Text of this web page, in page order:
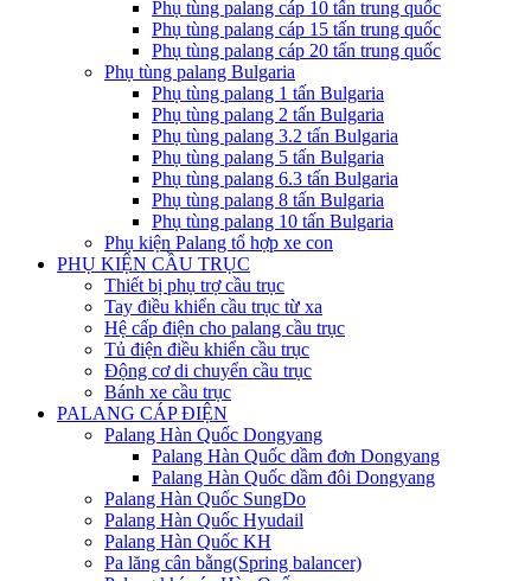
Phụ tùng palang cáp 10 tấn trung quốc
Phụ tùng palang cáp 15 tấn trung quốc
Phụ tùng palang cáp 20 tấn trung quốc
Phụ tùng palang Bulgaria
Phụ tùng palang 1 tấn Bulgaria
Phụ tùng palang 2 tấn Bulgaria
Phụ tùng palang 3.2 tấn Bulgaria
Phụ tùng palang 5 tấn Bulgaria
Phụ tùng palang 6.3 tấn Bulgaria
Phụ tùng palang 8 tấn Bulgaria
Phụ tùng palang 10 tấn Bulgaria
Phụ kiện Palang tổ hợp xe con
PHỤ KIỆN CẦU TRỤC
Thiết bị phụ trợ cầu trục
Tay điều khiển cầu trục từ xa
Hệ cấp điện cho palang cầu trục
Tủ điện điều khiển cầu trục
Động cơ di chuyển cầu trục
Bánh xe cầu trục
PALANG CÁP ĐIỆN
Palang Hàn Quốc Dongyang
Palang Hàn Quốc dầm đơn Dongyang
Palang Hàn Quốc dầm đôi Dongyang
Palang Hàn Quốc SungDo
Palang Hàn Quốc Hyudail
Palang Hàn Quốc KH
Pa lăng cân bằng(Spring balancer)